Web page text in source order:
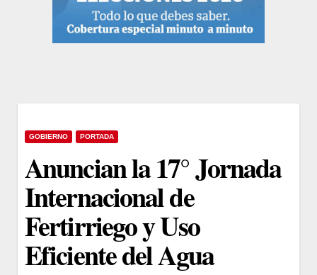
GOBIERNO PORTADA
Anuncian la 17° Jornada
Internacional de
Fertirriego y Uso
Eficiente del Agua